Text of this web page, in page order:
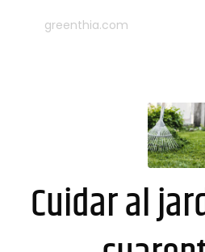
greenthia.com
Cuidar al